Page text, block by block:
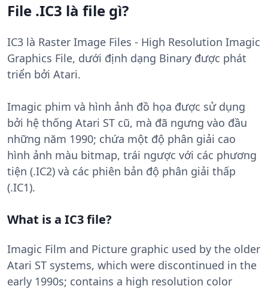
File .IC3 là file gì?
IC3 là Raster Image Files - High Resolution Imagic
Graphics File, dưới định dạng Binary được phát
triển bởi Atari.
Imagic phim và hình ảnh đồ họa được sử dụng
bởi hệ thống Atari ST cũ, mà đã ngưng vào đầu
những năm 1990; chứa một độ phân giải cao
hình ảnh màu bitmap, trái ngược với các phương
tiện (.IC2) và các phiên bản độ phân giải thấp
(.IC1).
What is a IC3 file?
Imagic Film and Picture graphic used by the older
Atari ST systems, which were discontinued in the
early 1990s; contains a high resolution color